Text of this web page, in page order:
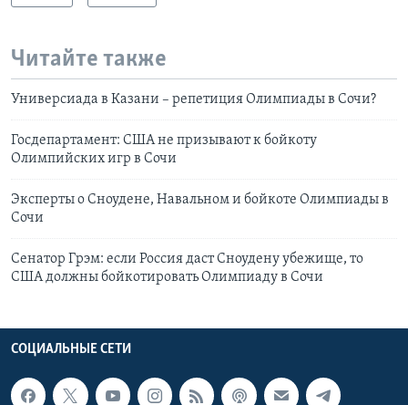
Читайте также
Универсиада в Казани – репетиция Олимпиады в Сочи?
Госдепартамент: США не призывают к бойкоту
Олимпийских игр в Сочи
Эксперты о Сноудене, Навальном и бойкоте Олимпиады в
Сочи
Сенатор Грэм: если Россия даст Сноудену убежище, то
США должны бойкотировать Олимпиаду в Сочи
СОЦИАЛЬНЫЕ СЕТИ